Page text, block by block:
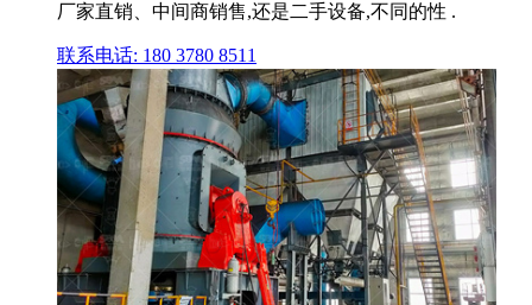
厂家直销、中间商销售,还是二手设备,不同的性 .
联系电话: 180 3780 8511